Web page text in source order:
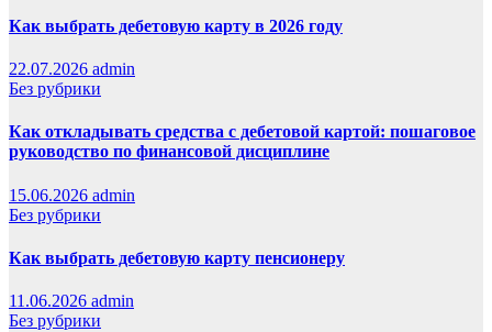
Как выбрать дебетовую карту в 2026 году
22.07.2026 admin
Без рубрики
Как откладывать средства с дебетовой картой: пошаговое
руководство по финансовой дисциплине
15.06.2026 admin
Без рубрики
Как выбрать дебетовую карту пенсионеру
11.06.2026 admin
Без рубрики